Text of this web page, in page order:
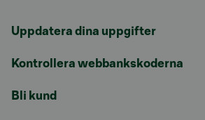
Uppdatera dina uppgifter
Kontrollera webbankskoderna
Bli kund